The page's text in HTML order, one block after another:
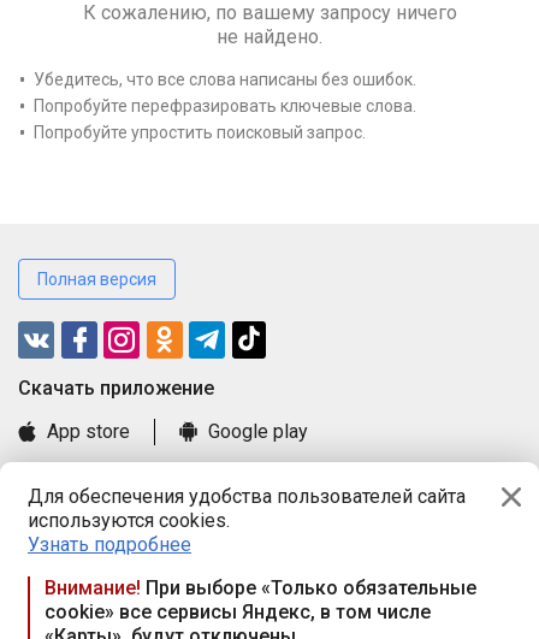
Для обеспечения удобства пользователей сайта
используются cookies.
Узнать подробнее
Внимание! При выборе «Только обязательные
cookie» все сервисы Яндекс, в том числе
К сожалению, по вашему запросу ничего
не найдено.
Убедитесь, что все слова написаны без ошибок.
Попробуйте перефразировать ключевые слова.
Попробуйте упростить поисковый запрос.
Полная версия
Cкачать приложение
App store
Google play
Книга замечаний и предложений
Правила и документы
Praca.by © 2000—2026, ООО «ПРАЦА БАЙ»
Республика Беларусь, 220114, г. Минск, пр-т Независимости
117а, пом. № 9.